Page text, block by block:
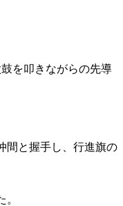
を叩きながらの先導
間と握手し、行進旗の